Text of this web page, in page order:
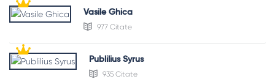
Vasile Ghica
977 Citate
Publilius Syrus
935 Citate